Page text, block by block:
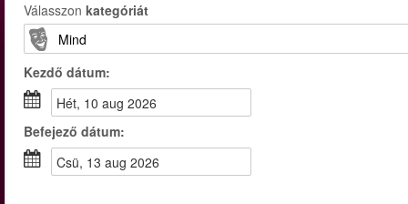
Válasszon kategóriát
Kezdő dátum:
hét, 10 aug 2026
Befejező dátum:
csü, 13 aug 2026